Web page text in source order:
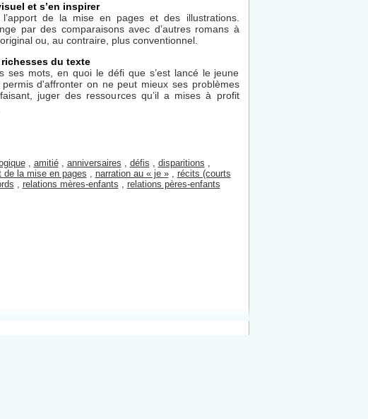
et s’en inspirer
l’apport de la mise en pages et des illustrations.
par des comparaisons avec d’autres romans à
ou, au contraire, plus conventionnel.
du texte
ses mots, en quoi le défi que s’est lancé le jeune
d'affronter on ne peut mieux ses problèmes
juger des ressources qu’il a mises à profit
, amitié, anniversaires , défis , disparitions ,
de la mise en pages , narration au « je », récits (courts
, relations mères-enfants , relations pères-enfants